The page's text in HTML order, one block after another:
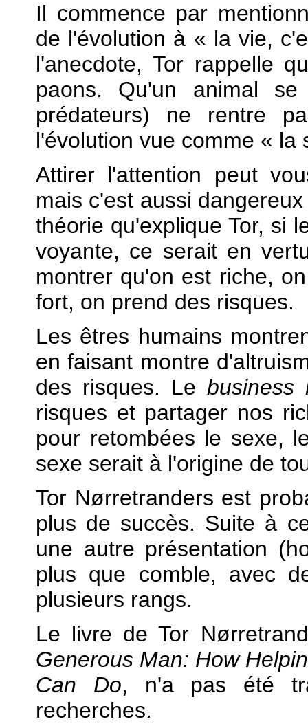
Il commence par
de l'évolution à « la vie,
l'anecdote, Tor rappelle
paons. Qu'un animal
prédateurs) ne rentre
l'évolution vue comme « la
Attirer l'attention peut
mais c'est aussi
théorie qu'explique Tor, si
voyante, ce serait en
montrer qu'on est riche,
fort, on prend des risques.
Les êtres humains
en faisant montre
des risques. Lebusiness
risques et partager nos
pour retombées le sexe,
sexe serait à l'origine de
Tor Nørretranders est
plus de succès. Suite à
une autre présentation
plus que comble, avec
plusieurs rangs.
Le livre de Tor
Generous Man: How
Can Do, n'a pas été
recherches.